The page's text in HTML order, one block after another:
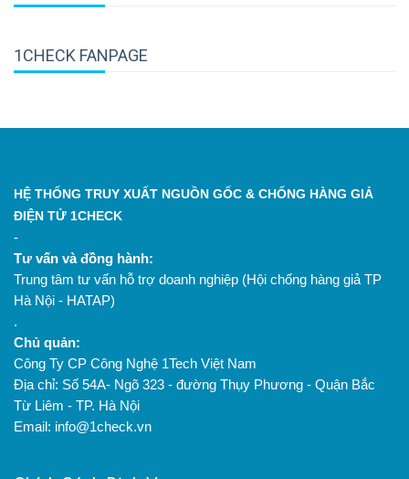
1CHECK FANPAGE
HỆ THỐNG TRUY XUẤT NGUỒN GỐC & CHỐNG HÀNG GIẢ
ĐIỆN TỬ 1CHECK
-
Tư vấn và đồng hành:
Trung tâm tư vấn hỗ trợ doanh nghiệp (Hội chống hàng giả TP
Hà Nội - HATAP)
.
Chủ quản:
Công Ty CP Công Nghệ 1Tech Việt Nam
Địa chỉ: Số 54A- Ngõ 323 - đường Thụy Phương - Quận Bắc
Từ Liêm - TP. Hà Nội
Email: info@1check.vn